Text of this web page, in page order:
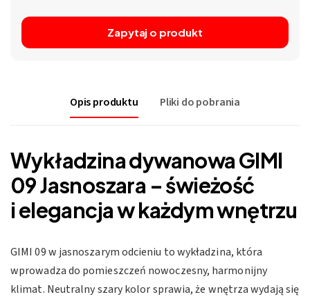
Zapytaj o produkt
Opis produktu Pliki do pobrania
Wykładzina dywanowa GIMI
09 Jasnoszara – świeżość
i elegancja w każdym wnętrzu
GIMI 09 w jasnoszarym odcieniu to wykładzina, która
wprowadza do pomieszczeń nowoczesny, harmonijny
klimat. Neutralny szary kolor sprawia, że wnętrza wydają się